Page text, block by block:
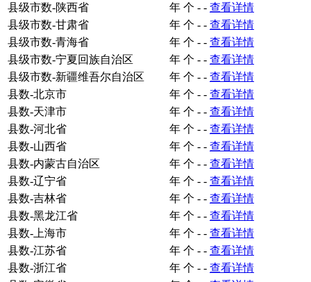
县级市数-陕西省
年 个 - - 查看详情
县级市数-甘肃省
年 个 - - 查看详情
县级市数-青海省
年 个 - - 查看详情
县级市数-宁夏回族自治区
年 个 - - 查看详情
县级市数-新疆维吾尔自治区
年 个 - - 查看详情
县数-北京市
年 个 - - 查看详情
县数-天津市
年 个 - - 查看详情
县数-河北省
年 个 - - 查看详情
县数-山西省
年 个 - - 查看详情
县数-内蒙古自治区
年 个 - - 查看详情
县数-辽宁省
年 个 - - 查看详情
县数-吉林省
年 个 - - 查看详情
县数-黑龙江省
年 个 - - 查看详情
县数-上海市
年 个 - - 查看详情
县数-江苏省
年 个 - - 查看详情
县数-浙江省
年 个 - - 查看详情